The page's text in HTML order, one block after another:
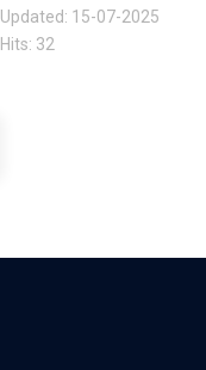
Updated: 15-07-2025
Hits: 32